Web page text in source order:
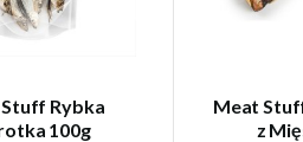
Rybka
100g
Meat
z